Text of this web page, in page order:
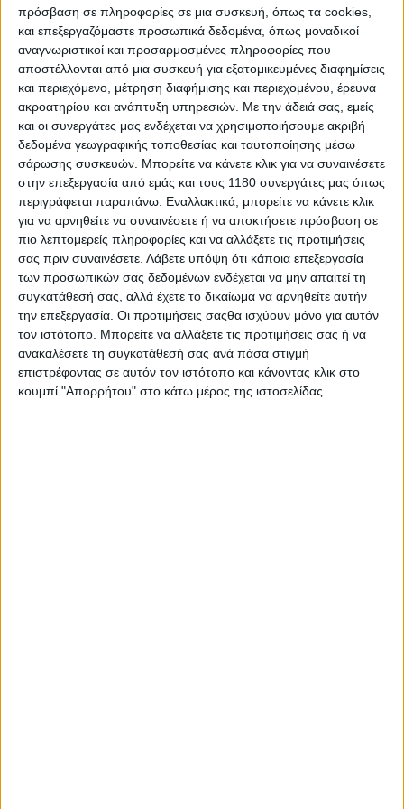
πρόσβαση σε πληροφορίες σε μια συσκευή, όπως τα cookies,
και επεξεργαζόμαστε προσωπικά δεδομένα, όπως μοναδικοί
αναγνωριστικοί και προσαρμοσμένες πληροφορίες που
αποστέλλονται από μια συσκευή για εξατομικευμένες διαφημίσεις
και περιεχόμενο, μέτρηση διαφήμισης και περιεχομένου, έρευνα
ακροατηρίου και ανάπτυξη υπηρεσιών. Με την άδειά σας, εμείς
και οι συνεργάτες μας ενδέχεται να χρησιμοποιήσουμε ακριβή
δεδομένα γεωγραφικής τοποθεσίας και ταυτοποίησης μέσω
σάρωσης συσκευών. Μπορείτε να κάνετε κλικ για να συναινέσετε
στην επεξεργασία από εμάς και τους 1180 συνεργάτες μας όπως
περιγράφεται παραπάνω. Εναλλακτικά, μπορείτε να κάνετε κλικ
για να αρνηθείτε να συναινέσετε ή να αποκτήσετε πρόσβαση σε
πιο λεπτομερείς πληροφορίες και να αλλάξετε τις προτιμήσεις
σας πριν συναινέσετε. Λάβετε υπόψη ότι κάποια επεξεργασία
των προσωπικών σας δεδομένων ενδέχεται να μην απαιτεί τη
συγκατάθεσή σας, αλλά έχετε το δικαίωμα να αρνηθείτε αυτήν
την επεξεργασία. Οι προτιμήσεις σαςθα ισχύουν μόνο για αυτόν
τον ιστότοπο. Μπορείτε να αλλάξετε τις προτιμήσεις σας ή να
ανακαλέσετε τη συγκατάθεσή σας ανά πάσα στιγμή
επιστρέφοντας σε αυτόν τον ιστότοπο και κάνοντας κλικ στο
κουμπί "Απορρήτου" στο κάτω μέρος της ιστοσελίδας.
“κάποιες αποφάσεις που πάρθηκαν και εξηγήσεις που
έγιναν, είναι σημαντικές”.
Αμφότεροι δηλώνουν πως στη συνέχεια θα
ενημερώσουν τα μέλη των ομοσπονδιών τους για να
αποφασίσουν για το θέμα των κινητοποιήσεων,
ωστόσο από κοινού πιστεύουν πως η κατάσταση έχει
αποκλιμακωθεί.
Όσον αφορά τα πρατήρια ωστόσο, τίποτε δεν αλλάζει
επί της ουσίας. Από τη μιαη τιμή του πετρελαίου
συνεχίζει να ανεβαίνει καθημερινά, μαζί με τη λιανική
τιμή στην αντλία και αυτό προφανώς δεν πρόκειται να
αλλάξει όσο ο Περσικός Κόλπος παραμένει πεδίο
μάχης, όπως επίσης δεν κουνιέται από τη θέση του το
πλαφόν ως τις 30 Ιουνίου. Όχι τουλάχιστον από
κάποια θεσμική πρωτοβουλία, όπως λ.χ. τις
πρόσφατες αποφάσειςΑυστρίας, Ιταλίας και πλέον και
της Κροατίας να μειώσουν τους δικούς τους φόρους
κατανάλωσηςώστε να αποσυμπιεστεί η τιμή των
καυσίμων στα πρατήρια.